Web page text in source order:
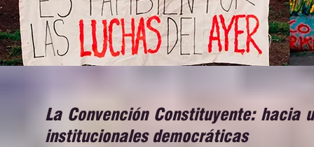
La Convención Constituyente:
institucionales democráticas